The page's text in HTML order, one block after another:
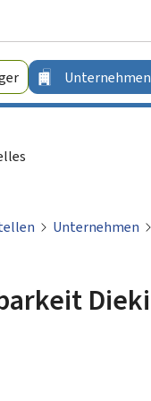
Unternehmen
Unternehmen